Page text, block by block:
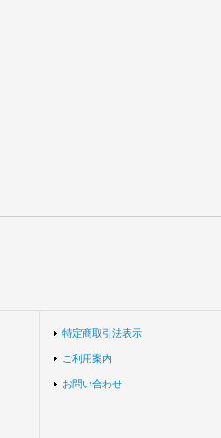
特定商取引法表示
ご利用案内
お問い合わせ